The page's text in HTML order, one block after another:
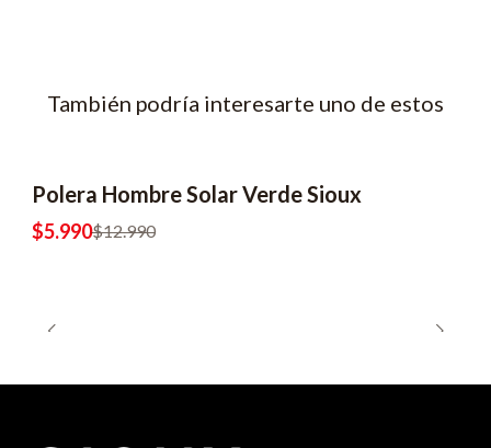
También podría interesarte uno de estos
-54% OFF
2x8990
Polera Hombre Solar Verde Sioux
$5.990$12.990